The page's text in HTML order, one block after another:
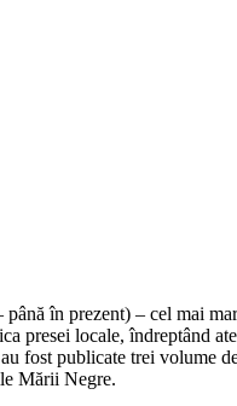
în prezent) – cel mai
presei locale, îndreptând
fost publicate trei volume
Mării Negre.